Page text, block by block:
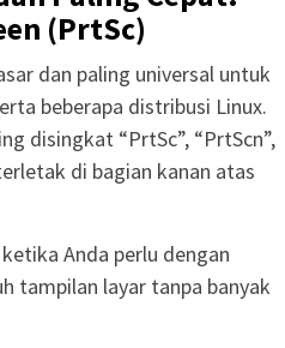
(PrtSc)
dan paling universal untuk
beberapa distribusi Linux.
disingkat “PrtSc”, “PrtScn”,
di bagian kanan atas
Anda perlu dengan
tampilan layar tanpa banyak